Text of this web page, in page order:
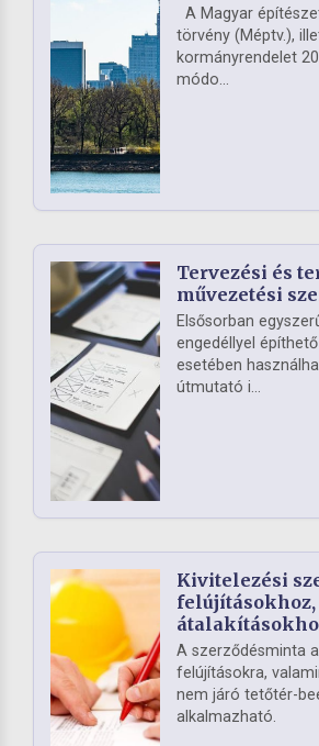
A Magyar
törvény (Méptv.),
kormányrendelet
módo...
Tervezési és
művezetési
Elsősorban
engedéllyel
esetében
útmutató i...
Kivitelezési
felújításokhoz,
A szerződésminta
felújításokra,
nem járó tetőtér-
alkalmazható.